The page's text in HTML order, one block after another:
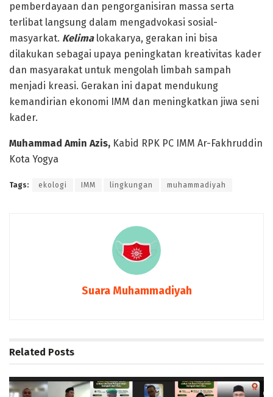
pemberdayaan dan pengorganisiran massa serta
terlibat langsung dalam mengadvokasi sosial-
masyarkat. Kelimalokakarya, gerakan ini bisa
dilakukan sebagai upaya peningkatan kreativitas kader
dan masyarakat untuk mengolah limbah sampah
menjadi kreasi. Gerakan ini dapat mendukung
kemandirian ekonomi IMM dan meningkatkan jiwa seni
kader.
Muhammad Amin Azis, Kabid RPK PC IMM Ar-Fakhruddin
Kota Yogya
Tags: ekologi IMM lingkungan muhammadiyah
Suara Muhammadiyah
Related Posts